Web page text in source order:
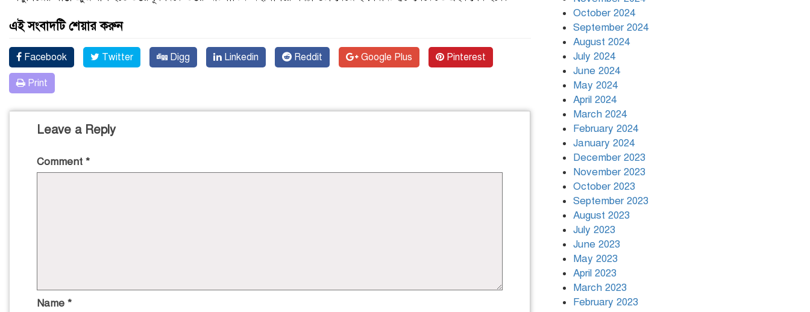
এই সংবাদটি শেয়ার করুন
Facebook Twitter Digg Linkedin Reddit Google Plus Pinterest
Print
Leave a Reply
Comment *
Name *
October 2024
September 2024
August 2024
July 2024
June 2024
May 2024
April 2024
March 2024
February 2024
January 2024
December 2023
November 2023
October 2023
September 2023
August 2023
July 2023
June 2023
May 2023
April 2023
March 2023
February 2023